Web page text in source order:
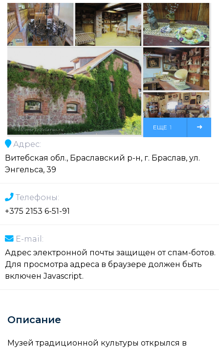
ЕЩЕ 1
Адрес:
Витебская обл., Браславский р-н, г. Браслав, ул.
Энгельса, 39
Телефоны:
+375 2153 6-51-91
E-mail:
Адрес электронной почты защищен от спам-ботов.
Для просмотра адреса в браузере должен быть
включен Javascript.
Описание
Музей традиционной культуры открылся в